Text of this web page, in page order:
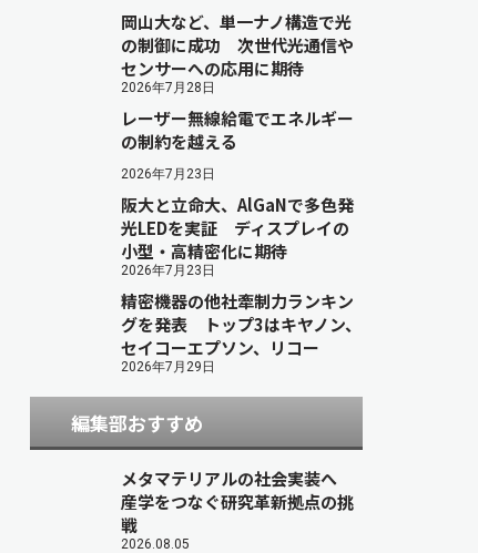
岡山大など、単一ナノ構造で光
の制御に成功 次世代光通信や
センサーへの応用に期待
2026年7月28日
レーザー無線給電でエネルギー
の制約を越える
2026年7月23日
阪大と立命大、AlGaNで多色発
光LEDを実証 ディスプレイの
小型・高精密化に期待
2026年7月23日
精密機器の他社牽制力ランキン
グを発表 トップ3はキヤノン、
セイコーエプソン、リコー
2026年7月29日
編集部おすすめ
メタマテリアルの社会実装へ
産学をつなぐ研究革新拠点の挑
戦
2026.08.05